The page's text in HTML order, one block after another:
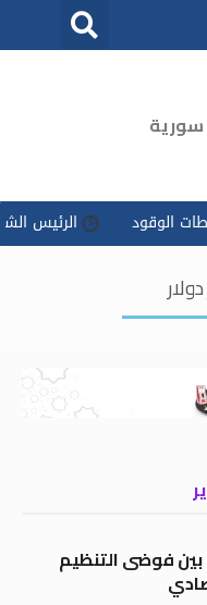
سورية
الرئيس الشرع يوجه بتسخير
فوضى التنظيم